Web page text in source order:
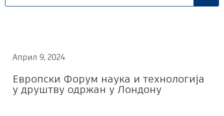
Април 9, 2024
Европски Форум наука и технологија
у друштву одржан у Лондону